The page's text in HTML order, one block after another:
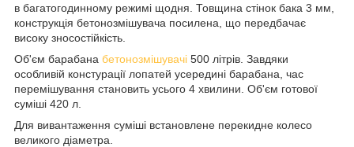
в багатогодинному режимі щодня. Товщина стінок бака 3 мм,
конструкція бетонозмішувача посилена, що передбачає
високу зносостійкість.
Об'єм барабана бетонозмішувачі 500 літрів. Завдяки
особливій констурації лопатей усередині барабана, час
перемішування становить усього 4 хвилини. Об'єм готової
суміші 420 л.
Для вивантаження суміші встановлене перекидне колесо
великого діаметра.